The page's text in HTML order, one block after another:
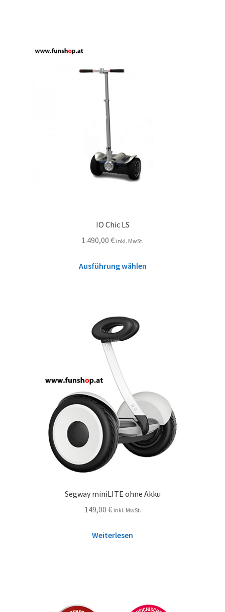
IO Chic LS
1.490,00 € inkl. MwSt.
Ausführung wählen
Segway miniLITE ohne Akku
149,00 € inkl. MwSt.
Weiterlesen